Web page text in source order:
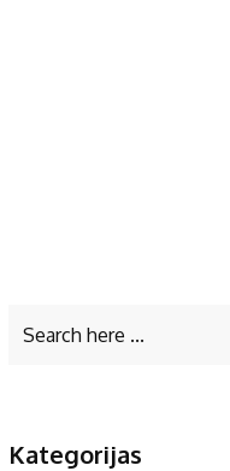
Kategorijas